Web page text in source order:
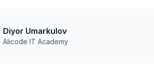
Diyor Umarkulov
Alicode IT Academy